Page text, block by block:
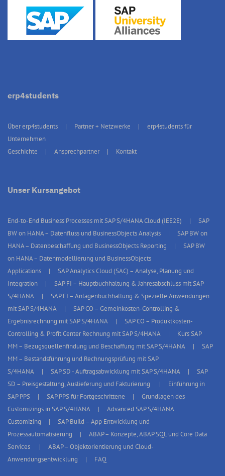
erp4students
Über erp4students Partner + Netzwerke
erp4students für
Unternehmen
Geschichte
Ansprechpartner Kontakt
Unser Kursangebot
End-to-End Business Processes mit SAP S/4HANA Cloud (IEE2E)
SAP
BW on HANA – Datenfluss und BusinessObjects Analysis
SAP BW on
HANA – Datenbeschaffung und BusinessObjects Reporting
SAP BW
on HANA – Datenmodellierung und BusinessObjects
Applications
SAP Analytics Cloud (SAC) – Analyse, Planung und
Integration
SAP FI – Hauptbuchhaltung & Jahresabschluss mit SAP
S/4HANA
SAP FI – Anlagenbuchhaltung & Spezielle Anwendungen
mit SAP S/4HANA
SAP CO – Gemeinkosten-Controlling &
Ergebnisrechnung mit SAP S/4HANA
SAP CO – Produktkosten-
Controlling & Profit Center Rechnung mit SAP S/4HANA
Kurs SAP
MM – Bezugsquellenfindung und Beschaffung mit SAP S/4HANA
SAP
MM – Bestandsführung und Rechnungsprüfung mit SAP
S/4HANA
SAP SD - Auftragsabwicklung mit SAP S/4HANA
SAP
SD – Preisgestaltung, Auslieferung und Fakturierung
Einführung in
SAP PPS
SAP PPS für Fortgeschrittene
Grundlagen des
Customizings in SAP S/4HANA
Advanced SAP S/4HANA
Customizing
SAP Build – App Entwicklung und
Prozessautomatisierung
ABAP – Konzepte, ABAP SQL und Core Data
Services
ABAP – Objektorientierung und Cloud-
Anwendungsentwicklung
FAQ